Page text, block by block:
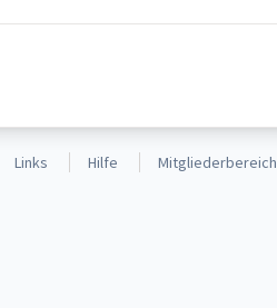
Links Hilfe Mitgliederbereich